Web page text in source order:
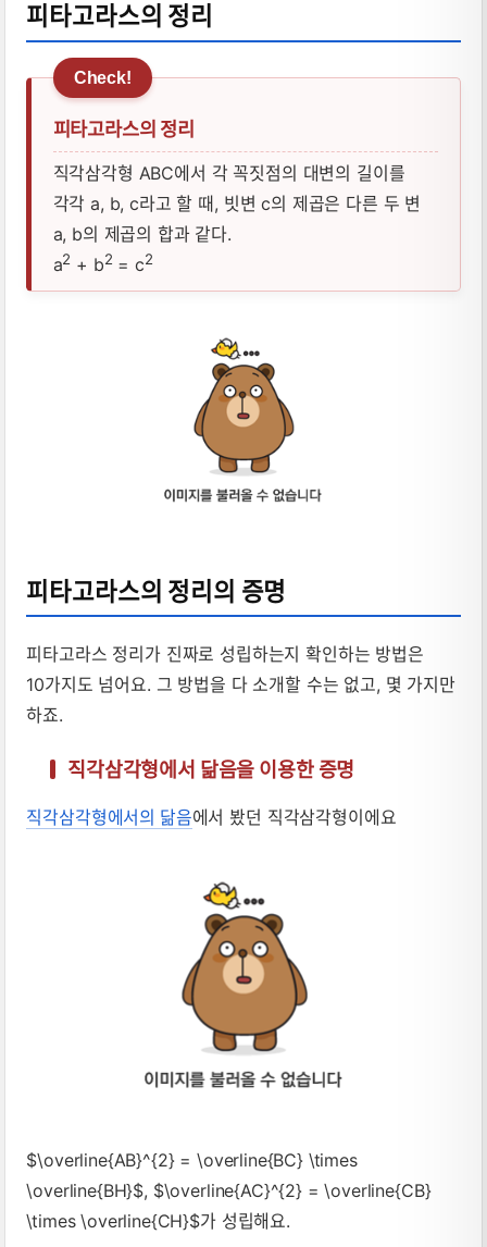
피타고라스의 정리
피타고라스의 정리
직각삼각형 ABC에서 각 꼭짓점의 대변의 길이를
각각 a, b, c라고 할 때, 빗변 c의 제곱은 다른 두 변
a, b의 제곱의 합과 같다.
a2 + b2 = c2
피타고라스의 정리의 증명
피타고라스 정리가 진짜로 성립하는지 확인하는 방법은
10가지도 넘어요. 그 방법을 다 소개할 수는 없고, 몇 가지만
하죠.
직각삼각형에서 닮음을 이용한 증명
직각삼각형에서의 닮음에서 봤던 직각삼각형이에요
$\overline{AB}^{2} = \overline{BC} \times
\overline{BH}$, $\overline{AC}^{2} = \overline{CB}
\times \overline{CH}$가 성립해요.